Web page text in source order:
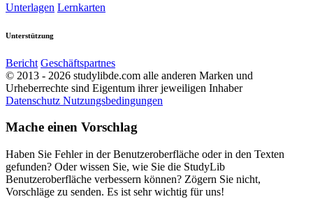
Unterlagen Lernkarten
Unterstützung
Bericht Geschäftspartnes
© 2013 - 2026 studylibde.com alle anderen Marken und
Urheberrechte sind Eigentum ihrer jeweiligen Inhaber
Datenschutz Nutzungsbedingungen
Mache einen Vorschlag
Haben Sie Fehler in der Benutzeroberfläche oder in den Texten
gefunden? Oder wissen Sie, wie Sie die StudyLib
Benutzeroberfläche verbessern können? Zögern Sie nicht,
Vorschläge zu senden. Es ist sehr wichtig für uns!